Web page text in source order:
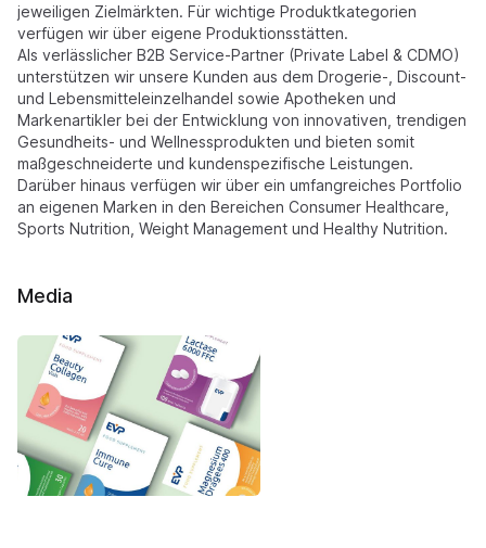
jeweiligen Zielmärkten. Für wichtige Produktkategorien
verfügen wir über eigene Produktionsstätten.
Als verlässlicher B2B Service-Partner (Private Label & CDMO)
unterstützen wir unsere Kunden aus dem Drogerie-, Discount-
und Lebensmitteleinzelhandel sowie Apotheken und
Markenartikler bei der Entwicklung von innovativen, trendigen
Gesundheits- und Wellnessprodukten und bieten somit
maßgeschneiderte und kundenspezifische Leistungen.
Darüber hinaus verfügen wir über ein umfangreiches Portfolio
an eigenen Marken in den Bereichen Consumer Healthcare,
Sports Nutrition, Weight Management und Healthy Nutrition.
Media